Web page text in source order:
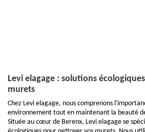
Levi elagage : solutions
murets
Chez Levi elagage, nous comprenons
environnement tout en maintenant la beauté
Située au cœur de Berenx, Levi elagage se